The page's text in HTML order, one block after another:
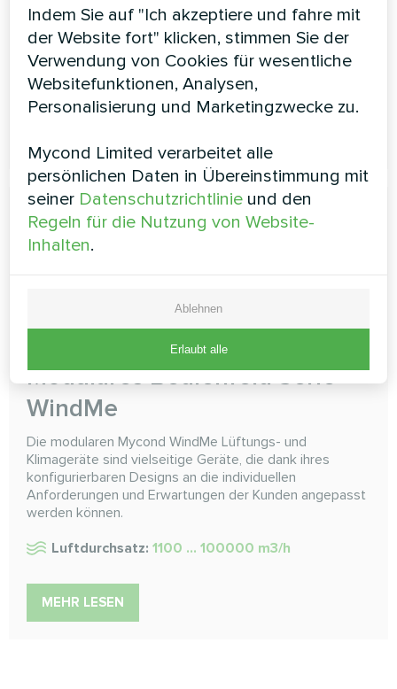
außerdem EC-Motoren, Mini-Pleat- oder Taschenfilter
und ein integriertes Plug&amp;Play-
Automatisierungssystem.
Luftdurchsatz:1200 ... 7500 m3/h
Modulares Bedienfeld Serie
WindMe
Die modularen Mycond WindMe Lüftungs- und
Klimageräte sind vielseitige Geräte, die dank ihres
konfigurierbaren Designs an die individuellen
Anforderungen und Erwartungen der Kunden angepasst
werden können.
Luftdurchsatz: 1100 ... 100000 m3/h
MEHR LESEN
Indem Sie auf "Ich akzeptiere und fahre mit
der Website fort" klicken, stimmen Sie der
Verwendung von Cookies für wesentliche
Websitefunktionen, Analysen,
Personalisierung und Marketingzwecke zu.
Mycond Limited verarbeitet alle
persönlichen Daten in Übereinstimmung mit
seiner Datenschutzrichtlinie und den
Regeln für die Nutzung von Website-
Inhalten.
Ablehnen
Erlaubt alle